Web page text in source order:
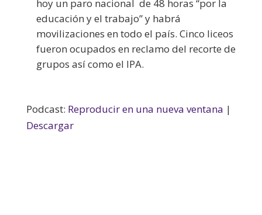
hoy un paro nacional de 48 horas “por la
educación y el trabajo” y habrá
movilizaciones en todo el país. Cinco liceos
fueron ocupados en reclamo del recorte de
grupos así como el IPA.
Podcast: Reproducir en una nueva ventana |
Descargar